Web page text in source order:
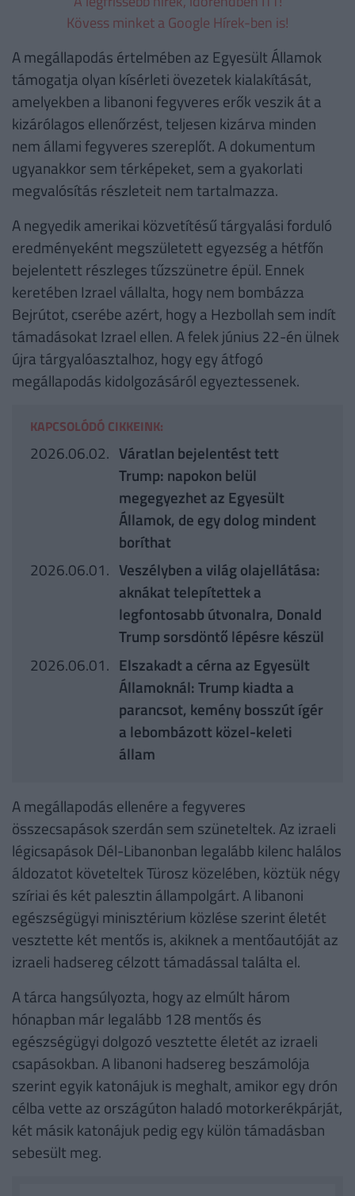
Kövess minket a Google Hírek-ben is!
A megállapodás értelmében az Egyesült Államok
támogatja olyan kísérleti övezetek kialakítását,
amelyekben a libanoni fegyveres erők veszik át a
kizárólagos ellenőrzést, teljesen kizárva minden
nem állami fegyveres szereplőt. A dokumentum
ugyanakkor sem térképeket, sem a gyakorlati
megvalósítás részleteit nem tartalmazza.
A negyedik amerikai közvetítésű tárgyalási forduló
eredményeként megszületett egyezség a hétfőn
bejelentett részleges tűzszünetre épül. Ennek
keretében Izrael vállalta, hogy nem bombázza
Bejrútot, cserébe azért, hogy a Hezbollah sem indít
támadásokat Izrael ellen. A felek június 22-én ülnek
újra tárgyalóasztalhoz, hogy egy átfogó
megállapodás kidolgozásáról egyeztessenek.
KAPCSOLÓDÓ CIKKEINK:
2026.06.02. Váratlan bejelentést tett
Trump: napokon belül
megegyezhet az Egyesült
Államok, de egy dolog mindent
boríthat
2026.06.01. Veszélyben a világ olajellátása:
aknákat telepítettek a
legfontosabb útvonalra, Donald
Trump sorsdöntő lépésre készül
2026.06.01. Elszakadt a cérna az Egyesült
Államoknál: Trump kiadta a
parancsot, kemény bosszút ígér
a lebombázott közel-keleti
állam
A megállapodás ellenére a fegyveres
összecsapások szerdán sem szüneteltek. Az izraeli
légicsapások Dél-Libanonban legalább kilenc halálos
áldozatot követeltek Türosz közelében, köztük négy
szíriai és két palesztin állampolgárt. A libanoni
egészségügyi minisztérium közlése szerint életét
vesztette két mentős is, akiknek a mentőautóját az
izraeli hadsereg célzott támadással találta el.
A tárca hangsúlyozta, hogy az elmúlt három
hónapban már legalább 128 mentős és
egészségügyi dolgozó vesztette életét az izraeli
csapásokban. A libanoni hadsereg beszámolója
szerint egyik katonájuk is meghalt, amikor egy drón
célba vette az országúton haladó motorkerékpárját,
két másik katonájuk pedig egy külön támadásban
sebesült meg.